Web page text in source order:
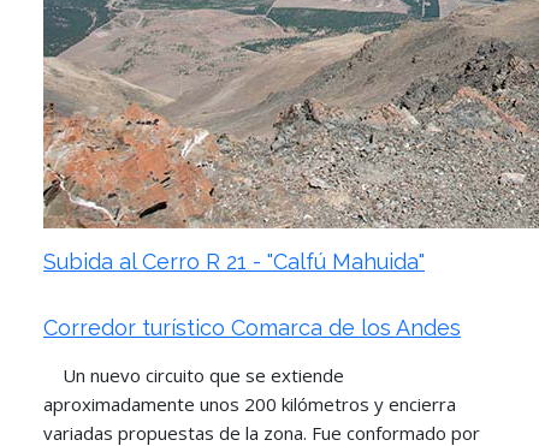
Subida al Cerro R 21 - "Calfú Mahuida"
Corredor turístico Comarca de los Andes
Un nuevo circuito que se extiende
aproximadamente unos 200 kilómetros y encierra
variadas propuestas de la zona. Fue conformado por